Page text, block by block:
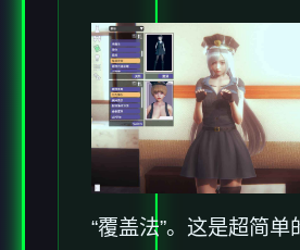
“覆盖法”。这是超简单